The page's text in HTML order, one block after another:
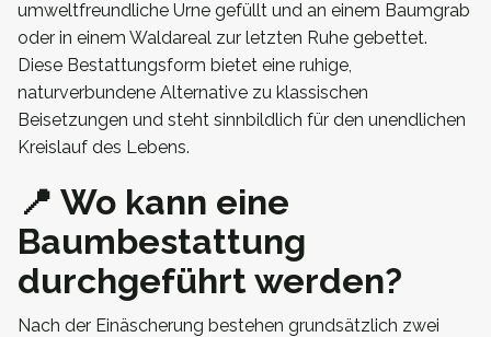
umweltfreundliche Urne gefüllt und an einem Baumgrab
oder in einem Waldareal zur letzten Ruhe gebettet.
Diese Bestattungsform bietet eine ruhige,
naturverbundene Alternative zu klassischen
Beisetzungen und steht sinnbildlich für den unendlichen
Kreislauf des Lebens.
📍 Wo kann eine
Baumbestattung
durchgeführt werden?
Nach der Einäscherung bestehen grundsätzlich zwei